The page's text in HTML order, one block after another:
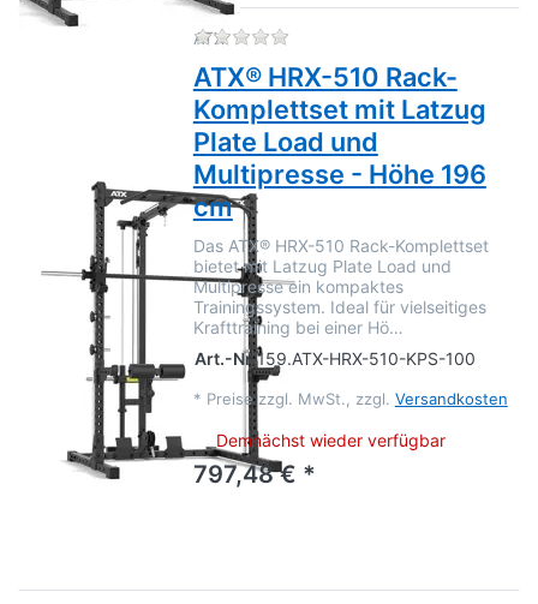
ATX Zu diesem Produkt liegen
ATX® HRX-510 Rack-
Komplettset mit Latzug
Plate Load und
Multipresse - Höhe 196
cm
Das ATX® HRX-510 Rack-Komplettset
bietet mit Latzug Plate Load und
Multipresse ein kompaktes
Trainingssystem. Ideal für vielseitiges
Krafttraining bei einer Hö…
Art.-Nr.159.ATX-HRX-510-KPS-100
* Preise zzgl. MwSt., zzgl. Versandkosten
Demnächst wieder verfügbar
797,48 € *